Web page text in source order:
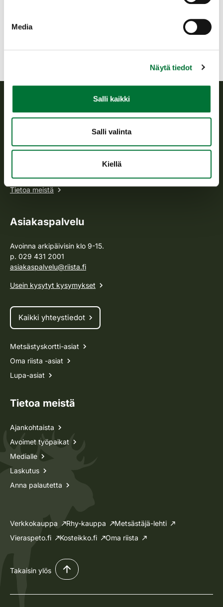
Media
Näytä tiedot
Salli kaikki
Salli valinta
Kiellä
Suomen riistakeskus
riistanhoitoyhdistysten toimintaa ja huolehtii riistapolitiikan
toimeenpanosta sekä vastaa sille säädetyistä julkisista
Tietoa meistä
Asiakaspalvelu
Avoinna arkipäivisin klo 9-15.
p. 029 431 2001
asiakaspalvelu@riista.fi
Usein kysytyt kysymykset
Kaikki yhteystiedot
Metsästyskortti-asiat
Oma riista -asiat
Lupa-asiat
Tietoa meistä
Ajankohtaista
Avoimet työpaikat
Medialle
Laskutus
Anna palautetta
Verkkokauppa Rhy-kauppa
Metsästäjä-lehti
Vieraspeto.fi
Kosteikko.fi Oma riista
Takaisin ylös